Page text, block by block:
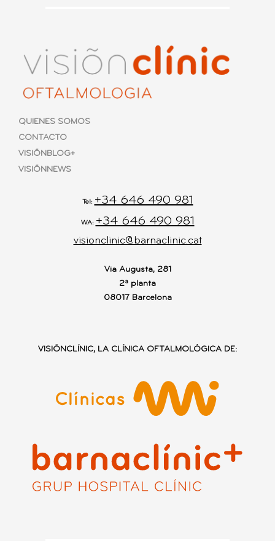
QUIENES SOMOS
CONTACTO
VISIÕNBLOG+
VISIÕNNEWS
Tel: +34 646 490 981
WA: +34 646 490 981
visionclinic@barnaclinic.cat
Via Augusta, 281
2ª planta
08017 Barcelona
VISIÕNCLÍNIC, LA CLÍNICA OFTALMOLÓGICA DE: